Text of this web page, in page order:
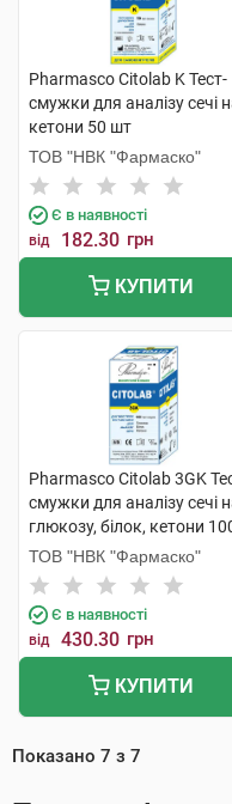
Pharmasco Citolab K Тест-
смужки для аналізу сечі
кетони 50 шт
ТОВ "НВК "Фармаско"
Є в наявності
від 182.30 грн
КУПИТИ
Pharmasco Citolab 3GK
смужки для аналізу сечі
глюкозу, білок, кетони
шт
ТОВ "НВК "Фармаско"
Є в наявності
від 430.30 грн
КУПИТИ
Показано 7 з 7